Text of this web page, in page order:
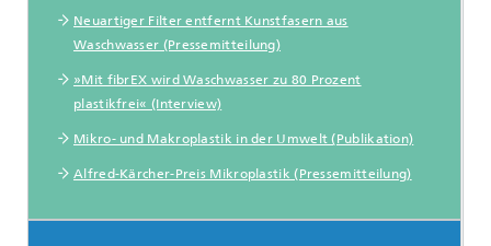
Neuartiger Filter entfernt Kunstfasern aus
Waschwasser (Pressemitteilung)
»Mit fibrEX wird Waschwasser zu 80 Prozent
plastikfrei« (Interview)
Mikro- und Makroplastik in der Umwelt (Publikation)
Alfred-Kärcher-Preis Mikroplastik (Pressemitteilung)